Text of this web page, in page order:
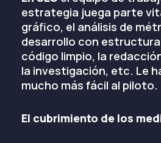
estrategia juega parte
gráfico, el análisis de
desarrollo con
código limpio, la
la investigación, etc. Le
mucho más fácil al piloto.
El cubrimiento de los